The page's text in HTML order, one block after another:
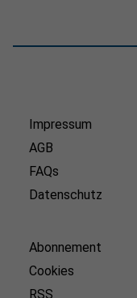
Impressum
AGB
FAQs
Datenschutz
Abonnement
Cookies
RSS